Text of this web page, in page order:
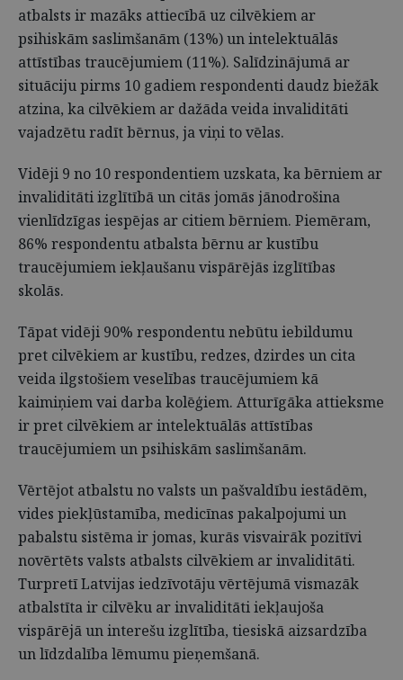
atbalsts ir mazāks attiecībā uz cilvēkiem ar
psihiskām saslimšanām (13%) un intelektuālās
attīstības traucējumiem (11%). Salīdzinājumā ar
situāciju pirms 10 gadiem respondenti daudz biežāk
atzina, ka cilvēkiem ar dažāda veida invaliditāti
vajadzētu radīt bērnus, ja viņi to vēlas.
Vidēji 9 no 10 respondentiem uzskata, ka bērniem ar
invaliditāti izglītībā un citās jomās jānodrošina
vienlīdzīgas iespējas ar citiem bērniem. Piemēram,
86% respondentu atbalsta bērnu ar kustību
traucējumiem iekļaušanu vispārējās izglītības
skolās.
Tāpat vidēji 90% respondentu nebūtu iebildumu
pret cilvēkiem ar kustību, redzes, dzirdes un cita
veida ilgstošiem veselības traucējumiem kā
kaimiņiem vai darba kolēģiem. Atturīgāka attieksme
ir pret cilvēkiem ar intelektuālās attīstības
traucējumiem un psihiskām saslimšanām.
Vērtējot atbalstu no valsts un pašvaldību iestādēm,
vides piekļūstamība, medicīnas pakalpojumi un
pabalstu sistēma ir jomas, kurās visvairāk pozitīvi
novērtēts valsts atbalsts cilvēkiem ar invaliditāti.
Turpretī Latvijas iedzīvotāju vērtējumā vismazāk
atbalstīta ir cilvēku ar invaliditāti iekļaujoša
vispārējā un interešu izglītība, tiesiskā aizsardzība
un līdzdalība lēmumu pieņemšanā.